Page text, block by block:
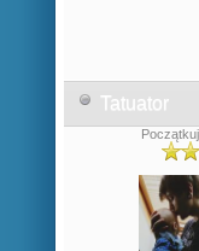
Tatuator